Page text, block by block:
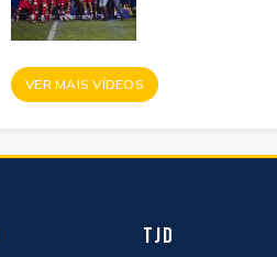
VER MAIS VÍDEOS
TJD